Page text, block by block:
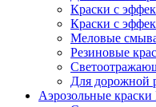
Краски с
Краски с
Меловые
Резиновые
Для дорожной
Аэрозольные